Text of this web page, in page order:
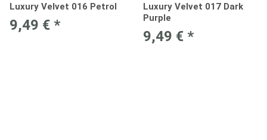
Luxury Velvet 016 Petrol
9,49 € *
Luxury Velvet 017 Dark
Purple
9,49 € *